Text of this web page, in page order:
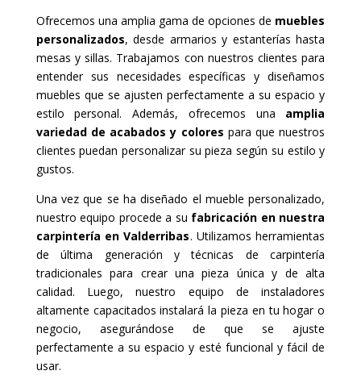
Ofrecemos una amplia gama de opciones de muebles
personalizados, desde armarios y estanterías hasta
mesas y sillas. Trabajamos con nuestros clientes para
entender sus necesidades específicas y diseñamos
muebles que se ajusten perfectamente a su espacio y
estilo personal. Además, ofrecemos una amplia
variedad de acabados y colores para que nuestros
clientes puedan personalizar su pieza según su estilo y
gustos.
Una vez que se ha diseñado el mueble personalizado,
nuestro equipo procede a su fabricación en nuestra
carpintería en Valderribas. Utilizamos herramientas
de última generación y técnicas de carpintería
tradicionales para crear una pieza única y de alta
calidad. Luego, nuestro equipo de instaladores
altamente capacitados instalará la pieza en tu hogar o
negocio, asegurándose de que se ajuste
perfectamente a su espacio y esté funcional y fácil de
usar.